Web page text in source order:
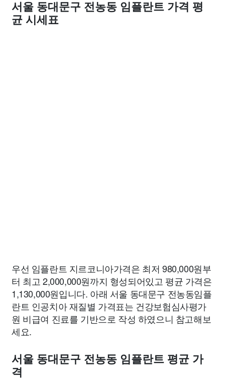
서울 동대문구 전농동 임플란트 가격 평
균 시세표
우선 임플란트 지르코니아가격은 최저 980,000원부
터 최고 2,000,000원까지 형성되어있고 평균 가격은
1,130,000원입니다. 아래 서울 동대문구 전농동임플
란트 인공치아 재질별 가격표는 건강보험심사평가
원 비급여 진료를 기반으로 작성 하였으니 참고해보
세요.
서울 동대문구 전농동 임플란트 평균 가
격